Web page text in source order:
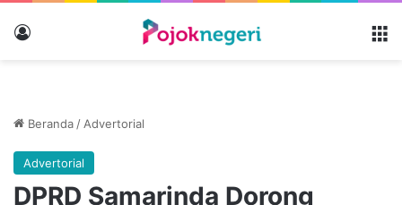
Beranda / Advertorial
Advertorial
DPRD Samarinda Dorong